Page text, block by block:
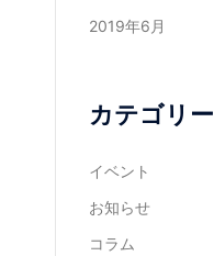
2019年6月
カテゴリー
イベント
お知らせ
コラム